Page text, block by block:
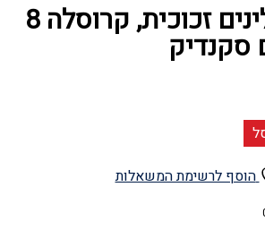
צנצנות תבלינים זכוכית, קרוסלה 8
סקנדיק
הוסף לרשימת המשאלות